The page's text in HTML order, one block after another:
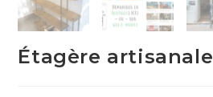
Étagère artisanale